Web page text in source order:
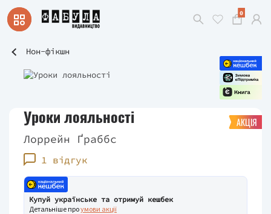
0
Нон-фікшн
АКЦІЯ
Уроки лояльності
Лоррейн Ґраббс
1 відгук
Купуй українське та отримуй кешбек
Детальніше проумови акції